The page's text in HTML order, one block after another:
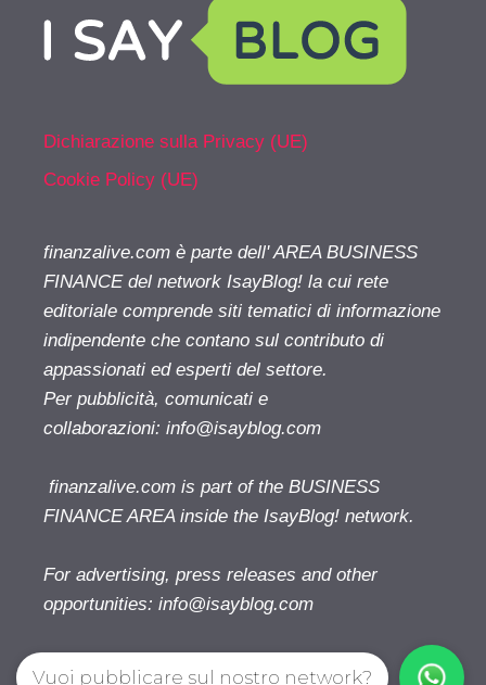
Dichiarazione sulla Privacy (UE)
Cookie Policy (UE)
finanzalive.com è parte dell' AREA BUSINESS
FINANCE del network IsayBlog! la cui rete
editoriale comprende siti tematici di informazione
indipendente che contano sul contributo di
appassionati ed esperti del settore.
Per pubblicità, comunicati e
collaborazioni: info@isayblog.com
finanzalive.com is part of the BUSINESS
FINANCE AREA inside the IsayBlog! network.
For advertising, press releases and other
opportunities: info@isayblog.com
Vuoi pubblicare sul nostro network?